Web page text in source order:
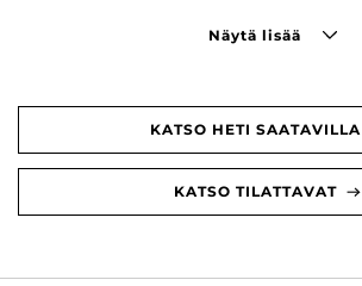
Näytä lisää
KATSO HETI SAATAVILLA
KATSO TILATTAVAT